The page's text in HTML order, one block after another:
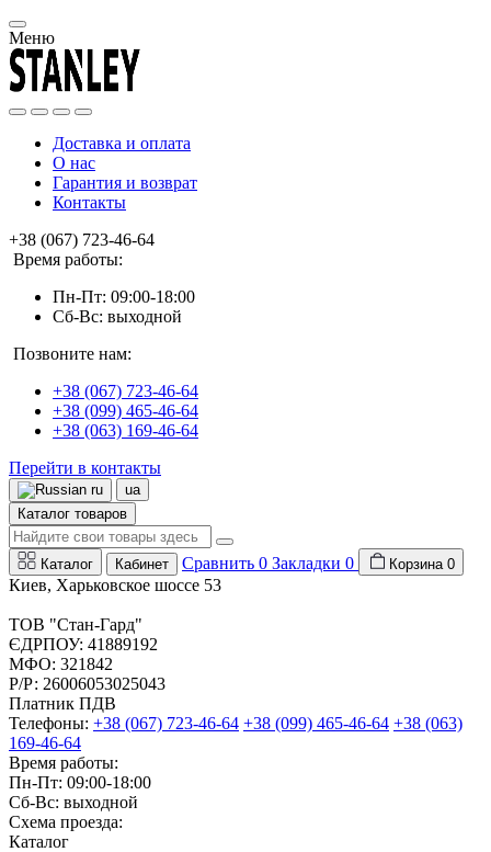
Меню
Доставка и оплата
О нас
Гарантия и возврат
Контакты
+38 (067) 723-46-64
Время работы:
Пн-Пт: 09:00-18:00
Сб-Вс: выходной
Позвоните нам:
+38 (067) 723-46-64
+38 (099) 465-46-64
+38 (063) 169-46-64
Перейти в контакты
ru
ua
Каталог товаров
Каталог Кабинет Сравнить 0 Закладки 0 Корзина 0
Киев, Харьковское шоссе 53
ТОВ "Стан-Гард"
ЄДРПОУ: 41889192
МФО: 321842
Р/Р: 26006053025043
Платник ПДВ
Телефоны: +38 (067) 723-46-64 +38 (099) 465-46-64 +38 (063)
169-46-64
Время работы:
Пн-Пт: 09:00-18:00
Сб-Вс: выходной
Схема проезда:
Каталог